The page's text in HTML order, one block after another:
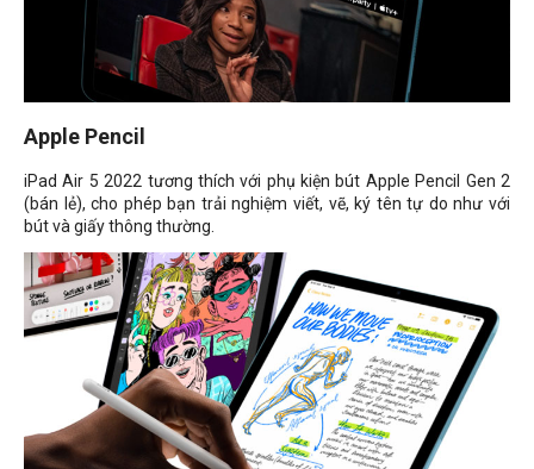
Apple Pencil
iPad Air 5 2022 tương thích với phụ kiện bút Apple Pencil Gen 2
(bán lẻ), cho phép bạn trải nghiệm viết, vẽ, ký tên tự do như với
bút và giấy thông thường.